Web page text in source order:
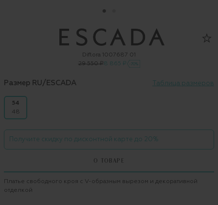
Diflora 1007687 01
29 550 ₽8 865 ₽ -70%
Размер RU/ESCADA Таблица размеров
54
48
Получите скидку по дисконтной карте до 20%
О ТОВАРЕ
Платье свободного кроя с V-образным вырезом и декоративной
отделкой